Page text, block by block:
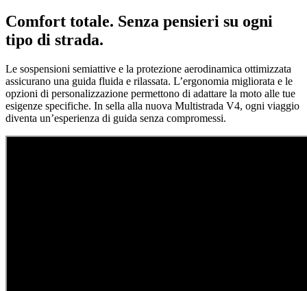
Comfort totale. Senza pensieri su ogni
tipo di strada.
Le sospensioni semiattive e la protezione aerodinamica ottimizzata
assicurano una guida fluida e rilassata. L’ergonomia migliorata e le
opzioni di personalizzazione permettono di adattare la moto alle tue
esigenze specifiche. In sella alla nuova Multistrada V4, ogni viaggio
diventa un’esperienza di guida senza compromessi.